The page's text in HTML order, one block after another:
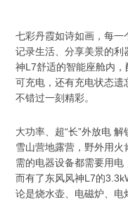
七彩丹霞如诗如画，每
记录生活、分享美景的利
神L7舒适的智能座舱内
可充电，还有充电状态遗
不错过一刻精彩。
大功率、超“长”外放电
雪山营地露营，野外用
需的电器设备都需要用
而有了东风风神L7的
论是烧水壶、电磁炉、